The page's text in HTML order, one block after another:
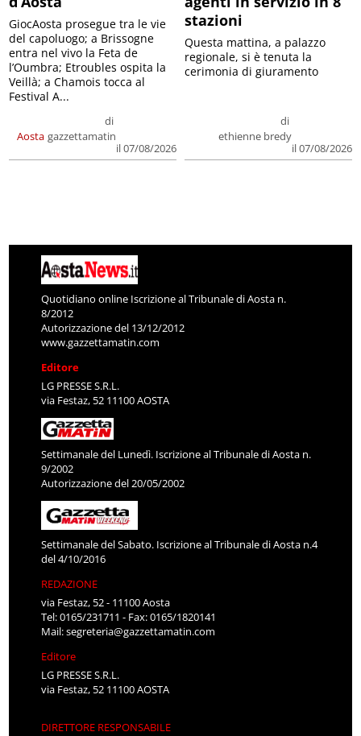
Aosta
di
gazzettamatin
il 07/08/2026
GiocAosta prosegue tra le vie
del capoluogo; a Brissogne
entra nel vivo la Feta de
l’Oumbra; Etroubles ospita la
Veillà; a Chamois tocca al
Festival A...
stazioni
di
ethienne bredy
il 07/08/2026
Questa mattina, a palazzo
regionale, si è tenuta la
cerimonia di giuramento
Quotidiano online Iscrizione al Tribunale di Aosta n.
8/2012
Autorizzazione del 13/12/2012
www.gazzettamatin.com
Editore
LG PRESSE S.R.L.
via Festaz, 52 11100 AOSTA
Settimanale del Lunedì. Iscrizione al Tribunale di Aosta n.
9/2002
Autorizzazione del 20/05/2002
Settimanale del Sabato. Iscrizione al Tribunale di Aosta n.4
del 4/10/2016
REDAZIONE
via Festaz, 52 - 11100 Aosta
Tel: 0165/231711 - Fax: 0165/1820141
Mail:segreteria@gazzettamatin.com
Editore
LG PRESSE S.R.L.
via Festaz, 52 11100 AOSTA
DIRETTORE RESPONSABILE